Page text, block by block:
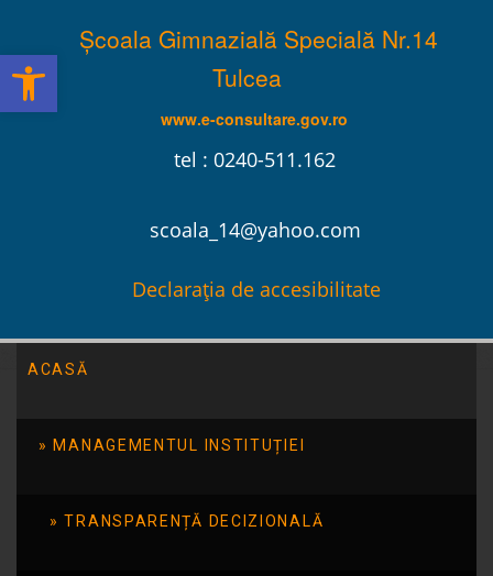
Școala Gimnazială Specială Nr.14
Tulcea
www.e-consultare.gov.ro
tel : 0240-511.162
scoala_14@yahoo.com
Declarația de accesibilitate
ACASĂ
MANAGEMENTUL INSTITUȚIEI
TRANSPARENȚĂ DECIZIONALĂ
independentă”
“Preprofesionalizarea –
Deschide bara de unelte